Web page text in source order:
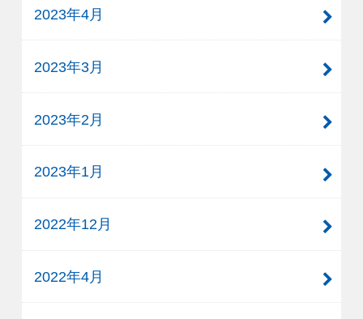
2023年4月
2023年3月
2023年2月
2023年1月
2022年12月
2022年4月